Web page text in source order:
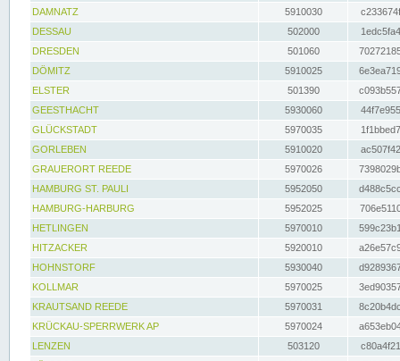
DAMNATZ
5910030
DESSAU
502000
DRESDEN
501060
DÖMITZ
5910025
ELSTER
501390
GEESTHACHT
5930060
GLÜCKSTADT
5970035
GORLEBEN
5910020
GRAUERORT REEDE
5970026
HAMBURG ST. PAULI
5952050
HAMBURG-HARBURG
5952025
HETLINGEN
5970010
HITZACKER
5920010
HOHNSTORF
5930040
KOLLMAR
5970025
KRAUTSAND REEDE
5970031
KRÜCKAU-SPERRWERK AP
5970024
LENZEN
503120